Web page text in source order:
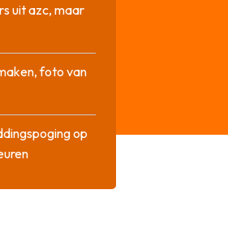
uit azc, maar
foto van
op